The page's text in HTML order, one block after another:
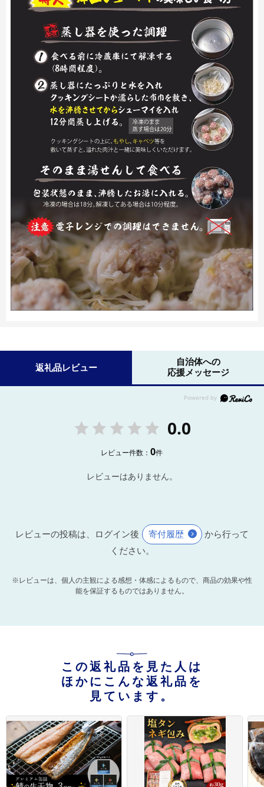
返礼品レビュー
自治体への
応援メッセージ
0.0
レビュー件数：0件
レビューはありません。
レビューの投稿は、ログイン後 寄付履歴
から行って
ください。
※レビューは、個人の主観による感想・体感によるもので、商品の効果や性
能を保証するものではありません。
この返礼品を見た人は
ほかにこんな返礼品を
見ています。